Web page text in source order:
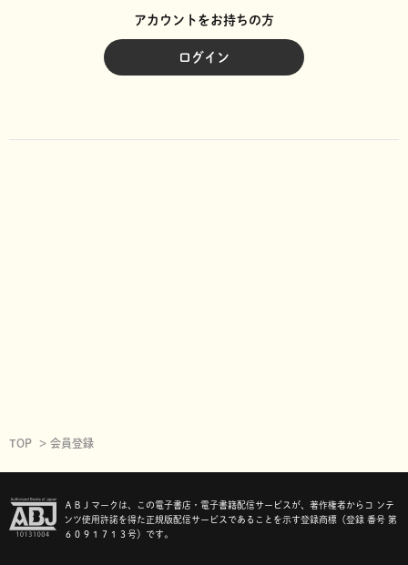
アカウントをお持ちの方
ログイン
TOP 会員登録
ＡＢＪマークは、この電子書店・電子書籍配信サービスが、著作権者からコ ンテ
ンツ使用許諾を得た正規版配信サービスであることを示す登録商標（登録 番号 第
６０９１７１３号）です。